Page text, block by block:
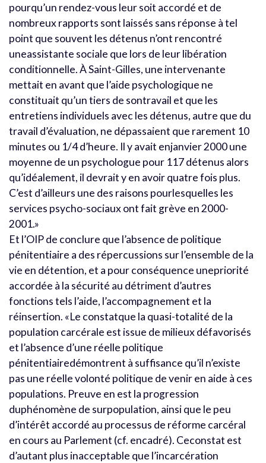
pourqu’un rendez-vous leur soit accordé et de
nombreux rapports sont laissés sans réponse à tel
point que souvent les détenus n’ont rencontré
uneassistante sociale que lors de leur libération
conditionnelle. À Saint-Gilles, une intervenante
mettait en avant que l’aide psychologique ne
constituait qu’un tiers de sontravail et que les
entretiens individuels avec les détenus, autre que du
travail d’évaluation, ne dépassaient que rarement 10
minutes ou 1/4 d’heure. Il y avait enjanvier 2000 une
moyenne de un psychologue pour 117 détenus alors
qu’idéalement, il devrait y en avoir quatre fois plus.
C’est d’ailleurs une des raisons pourlesquelles les
services psycho-sociaux ont fait grève en 2000-
2001.»
Et l’OIP de conclure que l’absence de politique
pénitentiaire a des répercussions sur l’ensemble de la
vie en détention, et a pour conséquence unepriorité
accordée à la sécurité au détriment d’autres
fonctions tels l’aide, l’accompagnement et la
réinsertion. «Le constatque la quasi-totalité de la
population carcérale est issue de milieux défavorisés
et l’absence d’une réelle politique
pénitentiairedémontrent à suffisance qu’il n’existe
pas une réelle volonté politique de venir en aide à ces
populations. Preuve en est la progression
duphénomène de surpopulation, ainsi que le peu
d’intérêt accordé au processus de réforme carcéral
en cours au Parlement (cf. encadré). Ceconstat est
d’autant plus inacceptable que l’incarcération